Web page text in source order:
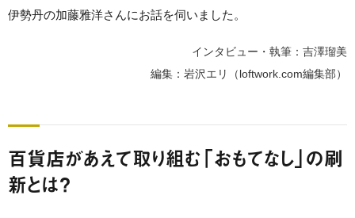
伊勢丹の加藤雅洋さんにお話を伺いました。
インタビュー・執筆：吉澤瑠美
編集：岩沢エリ（loftwork.com編集部）
百貨店があえて取り組む「おもてなし」の刷
新とは？